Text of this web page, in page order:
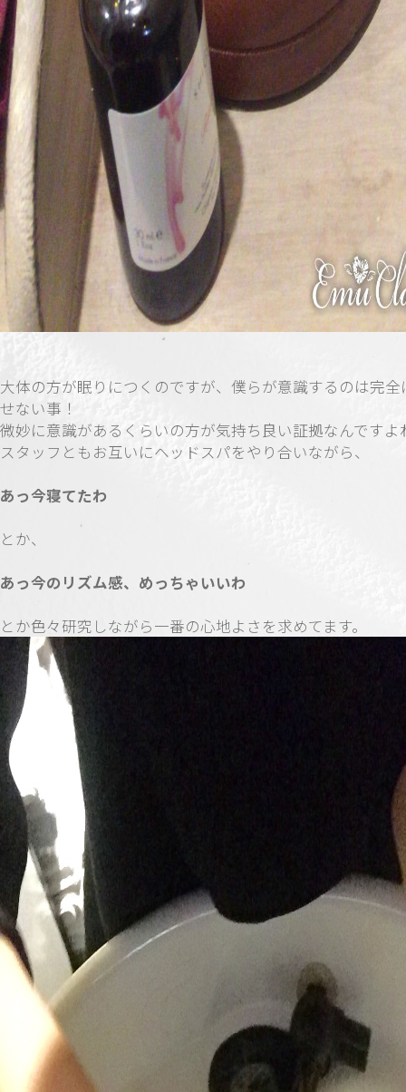
大体の方が眠りにつくのですが、僕らが意識するのは完全
せない事！
微妙に意識があるくらいの方が気持ち良い証拠なんですよ
スタッフともお互いにヘッドスパをやり合いながら、
あっ今寝てたわ
とか、
あっ今のリズム感、めっちゃいいわ
とか色々研究しながら一番の心地よさを求めてます。